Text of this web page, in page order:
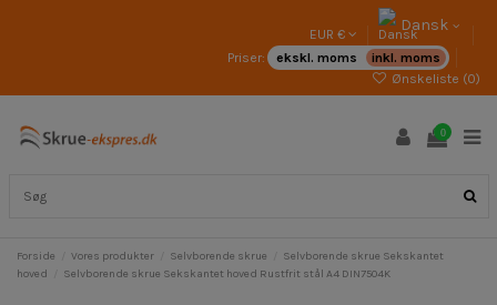
EUR € Dansk
Priser: ekskl. moms
inkl. moms
Ønskeliste (0)
0
Forside Vores produkter Selvborende skrue
Selvborende skrue Sekskantet
hoved
Selvborende skrue Sekskantet hoved Rustfrit stål A4 DIN7504K